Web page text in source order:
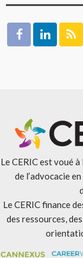
Le CERIC est voué à
de l’advocacie
Le CERIC finance
des ressources,